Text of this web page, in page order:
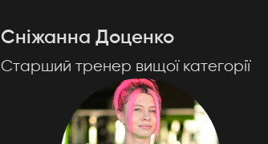
Сніжанна Доценко
Старший тренер вищої категорії